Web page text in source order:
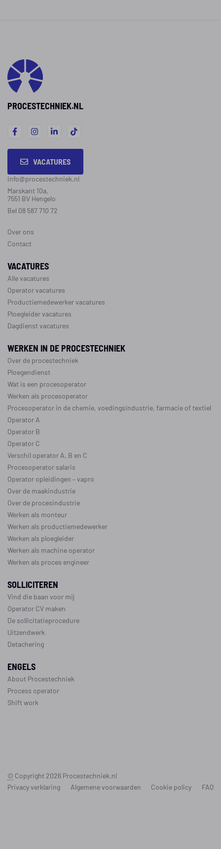
PROCESTECHNIEK.NL
VACATURES
info@procestechniek.nl
Marskant 10a,
7551 BV Hengelo
Bel 08 587 710 72
Over ons
Contact
VACATURES
Alle vacatures
Operator vacatures
Productiemedewerker vacatures
Ploegleider vacatures
Dagdienst vacatures
WERKEN IN DE PROCESTECHNIEK
Over de procestechniek
Ploegendienst
Wat is een procesoperator
Werken als procesoperator
Procesoperator in de chemie, voedingsindustrie, farmacie oftextiel
Operator A
Operator B
Operator C
Verschil operator A, B en C
Procesoperator salaris
Operator opleidingen –vapro
Over de maakindustrie
Over de procesindustrie
Werken als monteur
Werken als productiemedewerker
Werken als ploegleider
Werken als machine operator
Werken als proces engineer
SOLLICITEREN
Vind die baan voor mij
Operator CV maken
De sollicitatieprocedure
Uitzendwerk
Detachering
ENGELS
About Procestechniek
Process operator
Shift work
© Copyright 2026 Procestechniek.nl
Privacy verklaring
Algemene voorwaarden Cookie policy FAQ